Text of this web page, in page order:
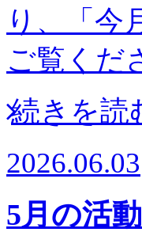
り、「今
ご覧く
続きを読
2026.06.03
5月の活